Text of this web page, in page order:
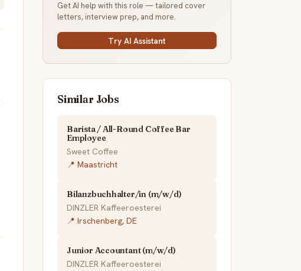
Get AI help with this role — tailored cover
letters, interview prep, and more.
Try AI Assistant
Similar Jobs
Barista / All-Round Coffee Bar
Employee
Sweet Coffee
📍 Maastricht
Bilanzbuchhalter/in (m/w/d)
DINZLER Kaffeeroesterei
📍 Irschenberg, DE
Junior Accountant (m/w/d)
DINZLER Kaffeeroesterei